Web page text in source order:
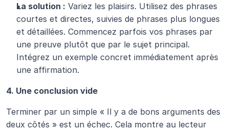
La solution : Variez les plaisirs. Utilisez des phrases
courtes et directes, suivies de phrases plus longues
et détaillées. Commencez parfois vos phrases par
une preuve plutôt que par le sujet principal.
Intégrez un exemple concret immédiatement après
une affirmation.
4. Une conclusion vide
Terminer par un simple « Il y a de bons arguments des
deux côtés » est un échec. Cela montre au lecteur